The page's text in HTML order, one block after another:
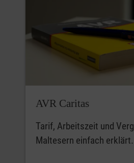
AVR Caritas
Tarif, Arbeitszeit und
Maltesern einfach erklärt.